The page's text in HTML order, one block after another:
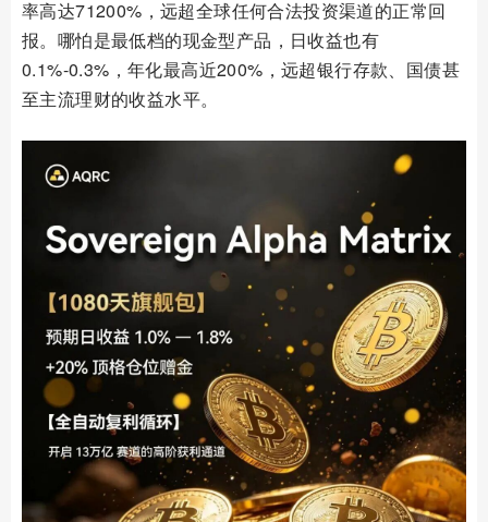
率高达71200%，远超全球任何合法投资渠道的正常回
报。哪怕是最低档的现金型产品，日收益也有
0.1%-0.3%，年化最高近200%，远超银行存款、国债甚
至主流理财的收益水平。